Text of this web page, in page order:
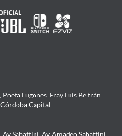
Lugones. Fray Luis Beltrán
Capital
Sabattini. Av. Amadeo Sabattini